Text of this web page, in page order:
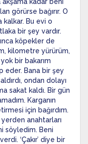
görürse bağırır. O
kalkar. Bu evi o
bir şey vardır.
köpekler de
kilometre yürürüm,
bir bakarım
eder. Bana bir şey
ondan dolayı
sakat kaldı. Bir gün
Karganın
için bağırdım.
anahtarları
söyledim. Beni
‘Çakır’ diye bir